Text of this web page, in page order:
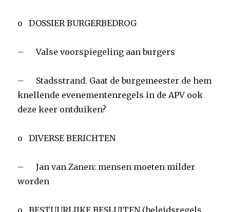
o DOSSIER BURGERBEDROG
– Valse voorspiegeling aan burgers
– Stadsstrand. Gaat de burgemeester de hem
knellende evenementenregels in de APV ook
deze keer ontduiken?
o DIVERSE BERICHTEN
– Jan van Zanen: mensen moeten milder
worden
o BESTUURLIJKE BESLUITEN (beleidsregels,